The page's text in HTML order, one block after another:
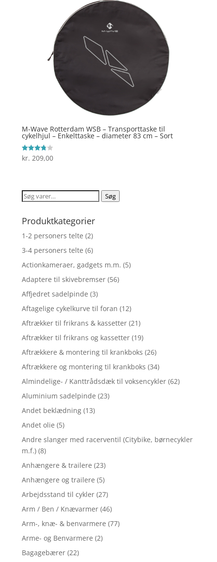
M-Wave Rotterdam WSB – Transporttaske til
cykelhjul – Enkelttaske – diameter 83 cm – Sort
Vurderet
3.8
kr. 209,00
Søg
Søg
Produktkategorier
1-2 personers telte (2)
3-4 personers telte (6)
Actionkameraer, gadgets m.m. (5)
Adaptere til skivebremser (56)
Affjedret sadelpinde (3)
Aftagelige cykelkurve til foran (12)
Aftrækker til frikrans & kassetter (21)
Aftrækker til frikrans og kassetter (19)
Aftrækkere & montering til krankboks (26)
Aftrækkere og montering til krankboks (34)
Almindelige- / Kanttrådsdæk til voksencykler (62)
Aluminium sadelpinde (23)
Andet beklædning (13)
Andet olie (5)
Andre slanger med racerventil (Citybike, børnecykler
m.f.) (8)
Anhængere & trailere (23)
Anhængere og trailere (5)
Arbejdsstand til cykler (27)
Arm / Ben / Knævarmer (46)
Arm-, knæ- & benvarmere (77)
Arme- og Benvarmere (2)
Bagagebærer (22)